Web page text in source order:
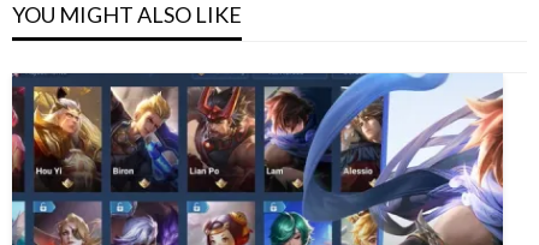
YOU MIGHT ALSO LIKE